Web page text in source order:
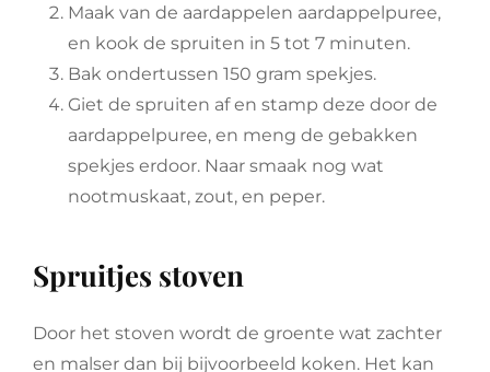
Maak van de aardappelen aardappelpuree,
en kook de spruiten in 5 tot 7 minuten.
Bak ondertussen 150 gram spekjes.
Giet de spruiten af en stamp deze door de
aardappelpuree, en meng de gebakken
spekjes erdoor. Naar smaak nog wat
nootmuskaat, zout, en peper.
Spruitjes stoven
Door het stoven wordt de groente wat zachter
en malser dan bij bijvoorbeeld koken. Het kan